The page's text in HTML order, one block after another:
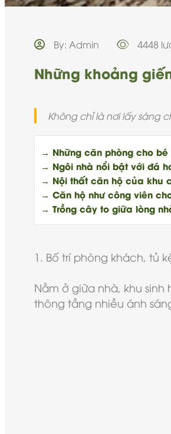
By: Admin 4448
Những khoảng
Không chỉ là nơi lấy sáng
→ Những căn phòng cho
→ Ngôi nhà nổi bật với đá
→ Nội thất căn hộ của khu
→ Căn hộ như công viên
→ Trồng cây to giữa lòng
1. Bố trí phòng khách, tủ
Nằm ở giữa nhà, khu
thông tầng nhiều ánh